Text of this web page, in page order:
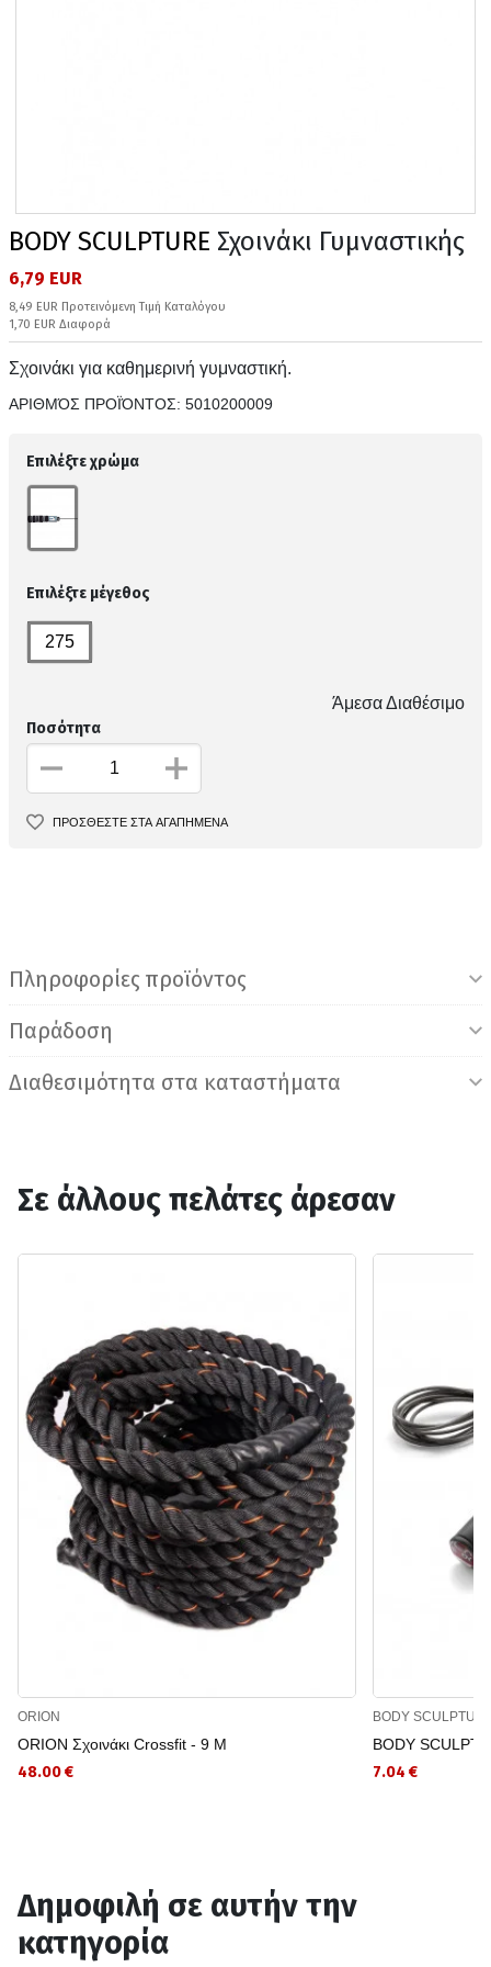
BODY SCULPTURE Σχοινάκι Γυμναστικής
6,79 EUR
8,49 EUR Προτεινόμενη Τιμή Καταλόγου
1,70 EUR Διαφορά
Σχοινάκι για καθημερινή γυμναστική.
ΑΡΙΘΜΌΣ ΠΡΟΪΌΝΤΟΣ: 5010200009
Επιλέξτε χρώμα
Επιλέξτε μέγεθος
275
Άμεσα Διαθέσιμο
Ποσότητα
ΠΡΟΣΘΕΣΤΕ ΣΤΑ ΑΓΑΠΗΜΕΝΑ
Πληροφορίες προϊόντος
Παράδοση
Διαθεσιμότητα στα καταστήματα
Σε άλλους πελάτες άρεσαν
ORION
ORION Σχοινάκι Crossfit - 9 M
48.00 €
BODY
BODY
7.04 €
Δημοφιλή σε αυτήν την
κατηγορία